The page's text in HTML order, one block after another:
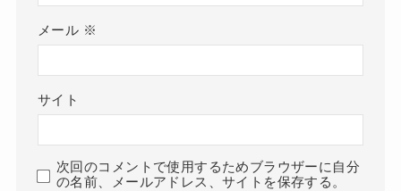
メール ※
サイト
次回のコメントで使用するためブラウザーに自分
の名前、メールアドレス、サイトを保存する。